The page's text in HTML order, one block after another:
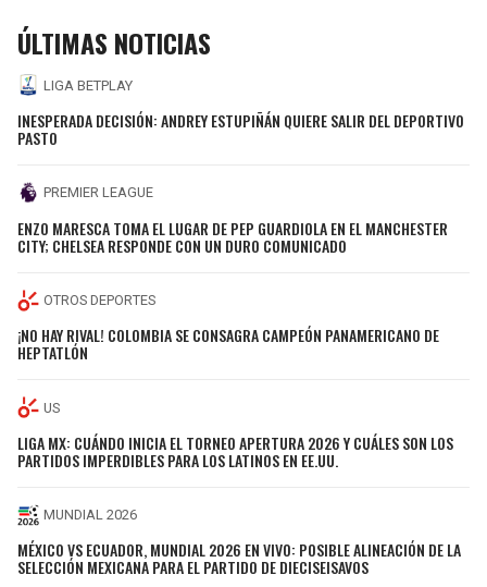
ÚLTIMAS NOTICIAS
LIGA BETPLAY
INESPERADA DECISIÓN: ANDREY ESTUPIÑÁN QUIERE SALIR DEL DEPORTIVO
PASTO
PREMIER LEAGUE
ENZO MARESCA TOMA EL LUGAR DE PEP GUARDIOLA EN EL MANCHESTER
CITY; CHELSEA RESPONDE CON UN DURO COMUNICADO
OTROS DEPORTES
¡NO HAY RIVAL! COLOMBIA SE CONSAGRA CAMPEÓN PANAMERICANO DE
HEPTATLÓN
US
LIGA MX: CUÁNDO INICIA EL TORNEO APERTURA 2026 Y CUÁLES SON LOS
PARTIDOS IMPERDIBLES PARA LOS LATINOS EN EE.UU.
MUNDIAL 2026
MÉXICO VS ECUADOR, MUNDIAL 2026 EN VIVO: POSIBLE ALINEACIÓN DE LA
SELECCIÓN MEXICANA PARA EL PARTIDO DE DIECISEISAVOS